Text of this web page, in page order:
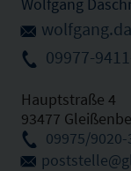
09977-
Hauptstraße 4
93477
09975/9020-